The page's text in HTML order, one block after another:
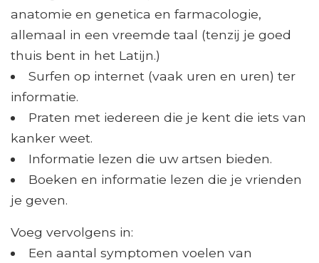
anatomie en genetica en farmacologie,
allemaal in een vreemde taal (tenzij je goed
thuis bent in het Latijn.)
Surfen op internet (vaak uren en uren) ter
informatie.
Praten met iedereen die je kent die iets van
kanker weet.
Informatie lezen die uw artsen bieden.
Boeken en informatie lezen die je vrienden
je geven.
Voeg vervolgens in:
Een aantal symptomen voelen van